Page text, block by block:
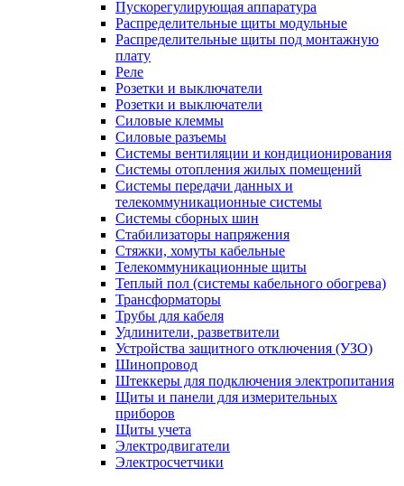
Пускорегулирующая аппаратура
Распределительные щиты модульные
Распределительные щиты под монтажную
плату
Реле
Розетки и выключатели
Розетки и выключатели
Силовые клеммы
Силовые разъемы
Системы вентиляции и кондиционирования
Системы отопления жилых помещений
Системы передачи данных и
телекоммуникационные системы
Системы сборных шин
Стабилизаторы напряжения
Стяжки, хомуты кабельные
Телекоммуникационные щиты
Теплый пол (системы кабельного обогрева)
Трансформаторы
Трубы для кабеля
Удлинители, разветвители
Устройства защитного отключения (УЗО)
Шинопровод
Штеккеры для подключения электропитания
Щиты и панели для измерительных
приборов
Щиты учета
Электродвигатели
Электросчетчики